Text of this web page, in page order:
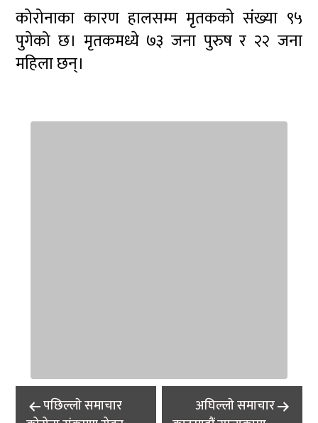
कोरोनाका कारण हालसम्म मृतकको संख्या ९५
पुगेको छ। मृतकमध्ये ७३ जना पुरुष र २२ जना
महिला छन्।
Post
navigation
पछिल्लाे समाचार
अघिल्लाे समाचार